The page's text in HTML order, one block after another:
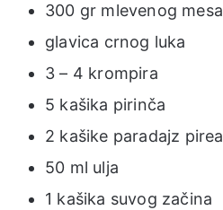
300 gr mlevenog mesa
glavica crnog luka
3 – 4 krompira
5 kašika pirinča
2 kašike paradajz pirea
50 ml ulja
1 kašika suvog začina